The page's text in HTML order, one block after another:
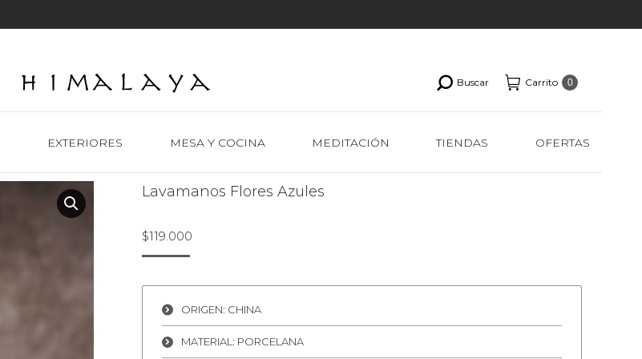
Buscar Carrito 0
EXTERIORES MESA Y COCINA MEDITACIÓN TIENDAS OFERTAS
Lavamanos Flores Azules
$119.000
ORIGEN: CHINA
MATERIAL: PORCELANA